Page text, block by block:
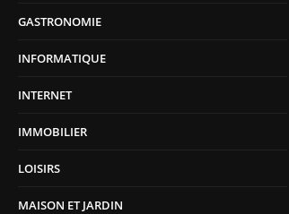
GASTRONOMIE
INFORMATIQUE
INTERNET
IMMOBILIER
LOISIRS
MAISON ET JARDIN